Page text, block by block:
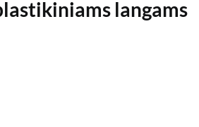
langams